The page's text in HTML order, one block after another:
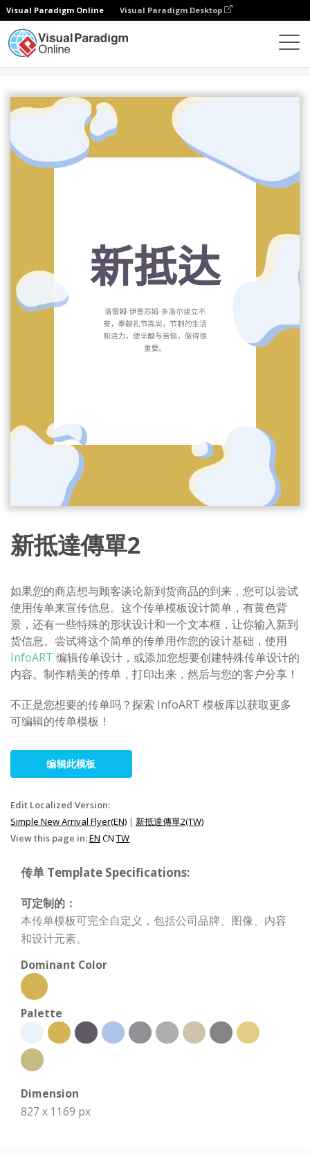
Visual Paradigm Online Visual Paradigm Desktop
新抵達傳單2
如果您的商店想与顾客谈论新到货商品的到来，您可以尝试
使用传单来宣传信息。这个传单模板设计简单，有黄色背
景，还有一些特殊的形状设计和一个文本框，让你输入新到
货信息。尝试将这个简单的传单用作您的设计基础，使用
InfoART 编辑传单设计，或添加您想要创建特殊传单设计的
内容。制作精美的传单，打印出来，然后与您的客户分享！
不正是您想要的传单吗？探索 InfoART 模板库以获取更多
可编辑的传单模板！
编辑此模板
Edit Localized Version:
Simple New Arrival Flyer(EN) | 新抵達傳單2(TW)
View this page in:EN CN TW
传单 Template Specifications:
可定制的：
本传单模板可完全自定义，包括公司品牌、图像、内容
和设计元素。
Dominant Color
Palette
Dimension
827 x 1169 px